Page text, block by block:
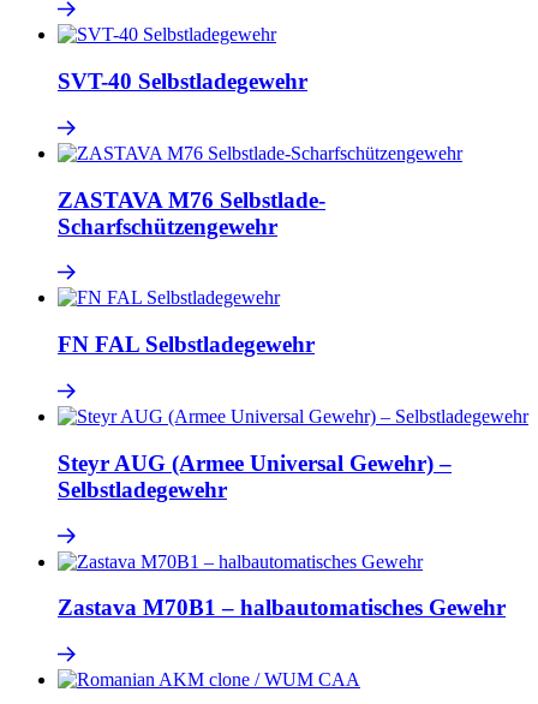
SVT-40 Selbstladegewehr
ZASTAVA M76 Selbstlade-
Scharfschützengewehr
FN FAL Selbstladegewehr
Steyr AUG (Armee Universal Gewehr) –
Selbstladegewehr
Zastava M70B1 – halbautomatisches Gewehr